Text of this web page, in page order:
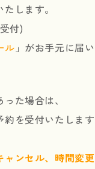
します。
付)
ル 」がお手元に届
た場合は、
を受付いたします
ャンセル、時間変更